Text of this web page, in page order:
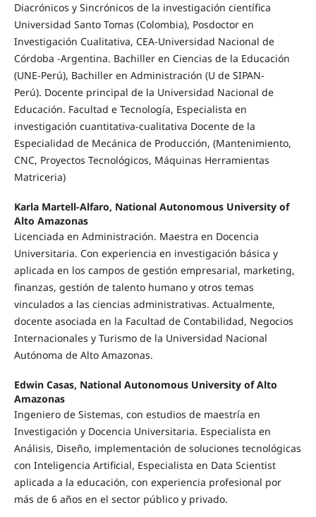
Diacrónicos y Sincrónicos de la investigación científica
Universidad Santo Tomas (Colombia), Posdoctor en
Investigación Cualitativa, CEA-Universidad Nacional de
Córdoba -Argentina. Bachiller en Ciencias de la Educación
(UNE-Perú), Bachiller en Administración (U de SIPAN-
Perú). Docente principal de la Universidad Nacional de
Educación. Facultad e Tecnología, Especialista en
investigación cuantitativa-cualitativa Docente de la
Especialidad de Mecánica de Producción, (Mantenimiento,
CNC, Proyectos Tecnológicos, Máquinas Herramientas
Matriceria)
Karla Martell-Alfaro, National Autonomous University of
Alto Amazonas
Licenciada en Administración. Maestra en Docencia
Universitaria. Con experiencia en investigación básica y
aplicada en los campos de gestión empresarial, marketing,
finanzas, gestión de talento humano y otros temas
vinculados a las ciencias administrativas. Actualmente,
docente asociada en la Facultad de Contabilidad, Negocios
Internacionales y Turismo de la Universidad Nacional
Autónoma de Alto Amazonas.
Edwin Casas, National Autonomous University of Alto
Amazonas
Ingeniero de Sistemas, con estudios de maestría en
Investigación y Docencia Universitaria. Especialista en
Análisis, Diseño, implementación de soluciones tecnológicas
con Inteligencia Artificial, Especialista en Data Scientist
aplicada a la educación, con experiencia profesional por
más de 6 años en el sector público y privado.